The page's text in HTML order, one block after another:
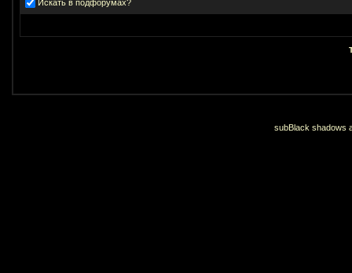
Искать в подфорумах?
subBlack shadows